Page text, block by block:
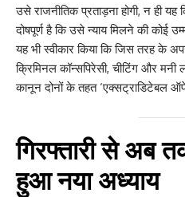
उसे राजनीतिक प्रताड़ना होगी, न ही यह
दोषपूर्ण है कि उसे न्याय मिलने की कोई
यह भी स्वीकार किया कि जिस तरह के
क्रिमिनल कॉन्सपिरेसी, चीटिंग और मनी
कानून दोनों के तहत ‘एक्सट्राडिटेबल
गिरफ्तारी से अब
हुआ नया अध्याय